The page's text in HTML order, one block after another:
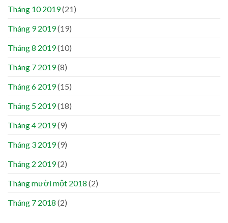
Tháng 10 2019(21)
Tháng 9 2019(19)
Tháng 8 2019(10)
Tháng 7 2019(8)
Tháng 6 2019(15)
Tháng 5 2019(18)
Tháng 4 2019(9)
Tháng 3 2019(9)
Tháng 2 2019(2)
Tháng mười một 2018 (2)
Tháng 7 2018 (2)